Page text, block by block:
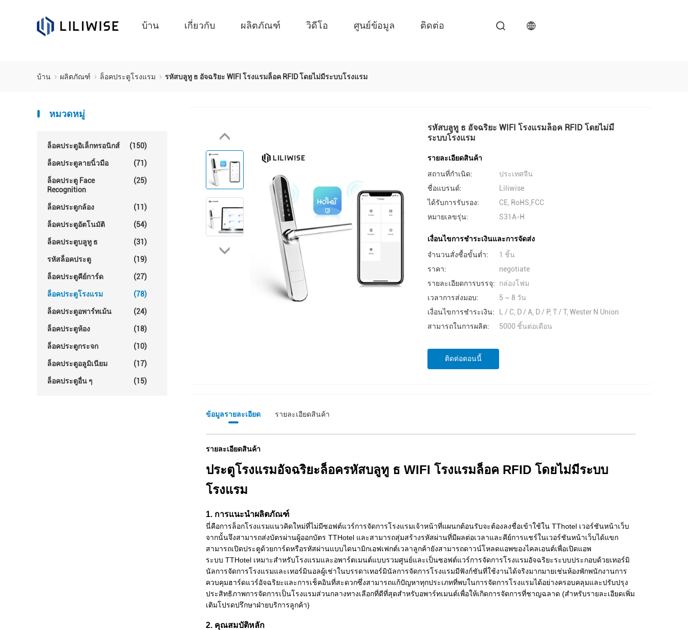
บ้าน เกี่ยวกับ ผลิตภัณฑ์ วิดีโอ ศูนย์ข้อมูล ติดต่อ
บ้าน ผลิตภัณฑ์ ล็อคประตูโรงแรม รหัสบลูทู ธ อัจฉริยะ WIFI โรงแรมล็อค RFID โดยไม่มีระบบโรงแรม
หมวดหมู่
ล็อคประตูอิเล็กทรอนิกส์ (150)
ล็อคประตูลายนิ้วมือ (71)
ล็อคประตู Face
Recognition
(25)
ล็อคประตูกล้อง (11)
ล็อคประตูอัตโนมัติ (54)
ล็อคประตูบลูทู ธ (31)
รหัสล็อคประตู (19)
ล็อคประตูคีย์การ์ด (27)
ล็อคประตูโรงแรม (78)
ล็อคประตูอพาร์ทเม้น (24)
ล็อคประตูห้อง (18)
ล็อคประตูกระจก (10)
ล็อคประตูอลูมิเนียม (17)
ล็อคประตูอื่น ๆ (15)
รหัสบลูทู ธ อัจฉริยะ WIFI โรงแรมล็อค RFID โดยไม่มี
ระบบโรงแรม
รายละเอียดสินค้า
สถานที่กำเนิด:
ประเทศจีน
ชื่อแบรนด์:
Liliwise
ได้รับการรับรอง:
CE, RoHS,FCC
หมายเลขรุ่น:
S31A-H
เงื่อนไขการชำระเงินและการจัดส่ง
จำนวนสั่งซื้อขั้นต่ำ:
1 ชิ้น
ราคา:
negotiate
รายละเอียดการบรรจุ:
กล่องโฟม
เวลาการส่งมอบ:
5 ~ 8 วัน
เงื่อนไขการชำระเงิน:
L / C, D / A, D / P, T / T, Wester N Union
สามารถในการผลิต:
5000 ชิ้นต่อเดือน
ติดต่อตอนนี้
ข้อมูลรายละเอียด รายละเอียดสินค้า
รายละเอียดสินค้า
ประตูโรงแรมอัจฉริยะล็อครหัสบลูทู ธ WIFI โรงแรมล็อค RFID โดยไม่มีระบบ
โรงแรม
1. การแนะนำผลิตภัณฑ์
นี่คือการล็อกโรงแรมแนวคิดใหม่ที่ไม่มีซอฟต์แวร์การจัดการโรงแรมเจ้าหน้าที่แผนกต้อนรับจะต้องลงชื่อเข้าใช้ใน TThotel เวอร์ชันหน้าเว็บ
จากนั้นจึงสามารถส่งบัตรผ่านผู้ออกบัตร TTHotel และสามารถสุ่มสร้างรหัสผ่านที่มีผลต่อเวลาและคีย์การแชร์ในเวอร์ชันหน้าเว็บได้แขก
สามารถเปิดประตูด้วยการ์ดหรือรหัสผ่านแบบไดนามิกเอฟเฟกต์เวลาลูกค้ายังสามารถดาวน์โหลดแอพของไคลเอนต์เพื่อเปิดแอพ
ระบบ TTHotel เหมาะสำหรับโรงแรมและอพาร์ตเมนต์แบบรวมศูนย์และเป็นซอฟต์แวร์การจัดการโรงแรมอัจฉริยะระบบประกอบด้วยเทอร์มิ
นัลการจัดการโรงแรมและเทอร์มินอลผู้เช่าในบรรดาเทอร์มินัลการจัดการโรงแรมมีฟังก์ชันที่ใช้งานได้จริงมากมายเช่นห้องพักพนักงานการ
ควบคุมฮาร์ดแวร์อัจฉริยะและการเช็คอินที่สะดวกซึ่งสามารถแก้ปัญหาทุกประเภทที่พบในการจัดการโรงแรมได้อย่างครอบคลุมและปรับปรุง
ประสิทธิภาพการจัดการเป็นโรงแรมส่วนกลางทางเลือกที่ดีที่สุดสำหรับอพาร์ทเมนต์เพื่อให้เกิดการจัดการที่ชาญฉลาด (สำหรับรายละเอียดเพิ่ม
เติมโปรดปรึกษาฝ่ายบริการลูกค้า)
2. คุณสมบัติหลัก